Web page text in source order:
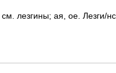
лезгины; ая, ое. Лезги/